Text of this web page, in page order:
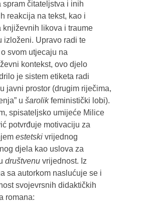
spram čitateljstva i inih
reakcija na tekst, kao i
književnih likova i traume
izloženi. Upravo radi te
svom utjecaju na
kontekst, ovo djelo
je sistem etiketa radi
javni prostor (drugim riječima,
u šarolikfeministički lobi).
spisateljsko umijeće Milice
potvrđuje motivaciju za
estetskivrijednog
djela kao uslova za
društvenuvrijednost. Iz
sa autorkom naslućuje se i
svojevrsnih didaktičkih
romana: